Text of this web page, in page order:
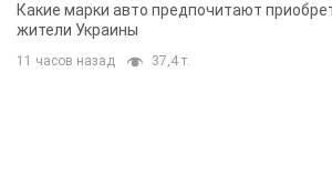
Какие марки авто предпочитают
жители Украины
11 часов назад 37,4 т.